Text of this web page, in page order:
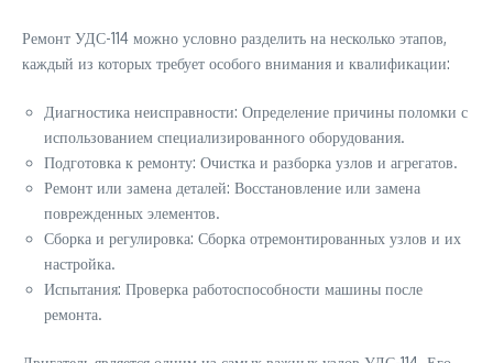
Ремонт УДС-114 можно условно разделить на несколько этапов,
каждый из которых требует особого внимания и квалификации:
Диагностика неисправности: Определение причины поломки с
использованием специализированного оборудования.
Подготовка к ремонту: Очистка и разборка узлов и агрегатов.
Ремонт или замена деталей: Восстановление или замена
поврежденных элементов.
Сборка и регулировка: Сборка отремонтированных узлов и их
настройка.
Испытания: Проверка работоспособности машины после
ремонта.